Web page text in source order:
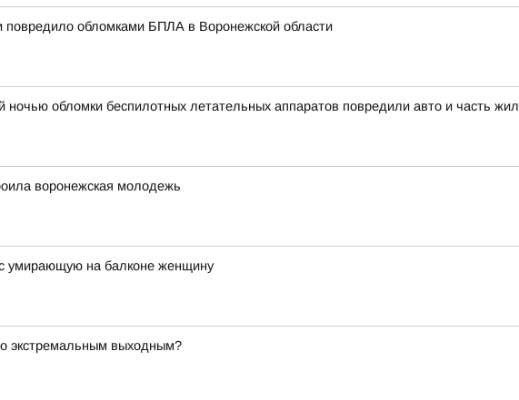
обломками БПЛА в Воронежской области
ночью обломки беспилотных летательных аппаратов повредили авто и часть
воронежская молодежь
умирающую на балконе женщину
экстремальным выходным?